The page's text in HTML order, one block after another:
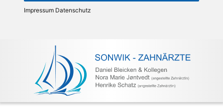
Impressum Datenschutz